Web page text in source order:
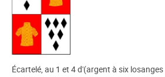
Écartelé, au 1 et 4 d'(argent à six